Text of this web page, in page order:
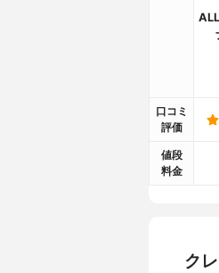
口コミ
評価
値段
料金
ク